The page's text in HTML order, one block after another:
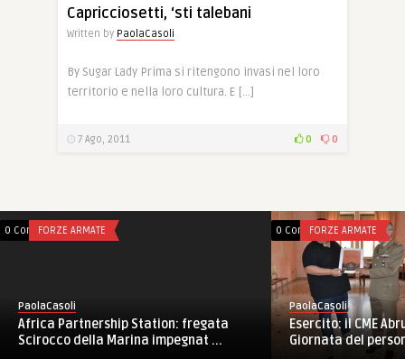
Capricciosetti, ‘sti talebani
Written by PaolaCasoli
By Sugar Lady Prima si ritengono invasi nel loro
territorio e nella loro cultura. E […]
7 Ago, 2011 0 0
0 CommentsFORZE ARMATE
PaolaCasoli
Africa Partnership Station: fregata
Scirocco della Marina impegnat ...
0 CommentsFORZE ARMATE
PaolaCasoli
Esercito: il CME
Giornata del